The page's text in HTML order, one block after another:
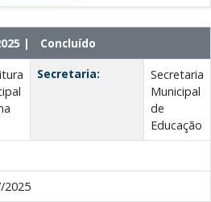
| Concluído
Secretaria:
Secretaria
Municipal
de
Educação
2025